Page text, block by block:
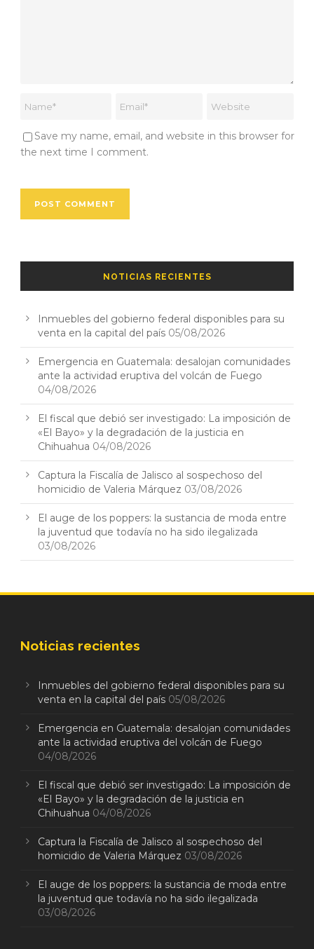
Save my name, email, and website in this browser for
the next time I comment.
NOTICIAS RECIENTES
Inmuebles del gobierno federal disponibles para su
venta en la capital del país 05/08/2026
Emergencia en Guatemala: desalojan comunidades
ante la actividad eruptiva del volcán de Fuego
04/08/2026
El fiscal que debió ser investigado: La imposición de
«El Bayo» y la degradación de la justicia en
Chihuahua 04/08/2026
Captura la Fiscalía de Jalisco al sospechoso del
homicidio de Valeria Márquez 03/08/2026
El auge de los poppers: la sustancia de moda entre
la juventud que todavía no ha sido ilegalizada
03/08/2026
Noticias recientes
Inmuebles del gobierno federal disponibles para su
venta en la capital del país 05/08/2026
Emergencia en Guatemala: desalojan comunidades
ante la actividad eruptiva del volcán de Fuego
04/08/2026
El fiscal que debió ser investigado: La imposición de
«El Bayo» y la degradación de la justicia en
Chihuahua 04/08/2026
Captura la Fiscalía de Jalisco al sospechoso del
homicidio de Valeria Márquez 03/08/2026
El auge de los poppers: la sustancia de moda entre
la juventud que todavía no ha sido ilegalizada
03/08/2026